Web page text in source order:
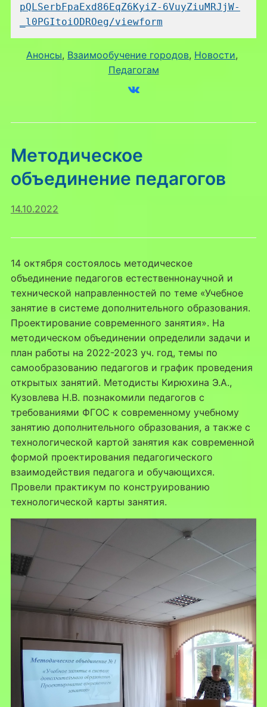
pQLSerbFpaExd86EqZ6KyiZ-6VuyZiuMRJjW-
_l0PGItoiODROeg/viewform
Анонсы, Взаимообучение городов, Новости
Педагогам
Методическое
объединение педагогов
14.10.2022
14 октября состоялось методическое
объединение педагогов естественнонаучной и
технической направленностей по теме «Учебное
занятие в системе дополнительного образования.
Проектирование современного занятия». На
методическом объединении определили задачи и
план работы на 2022-2023 уч. год, темы по
самообразованию педагогов и график проведения
открытых занятий. Методисты Кирюхина Э.А.,
Кузовлева Н.В. познакомили педагогов с
требованиями ФГОС к современному учебному
занятию дополнительного образования, а также с
технологической картой занятия как современной
формой проектирования педагогического
взаимодействия педагога и обучающихся.
Провели практикум по конструированию
технологической карты занятия.